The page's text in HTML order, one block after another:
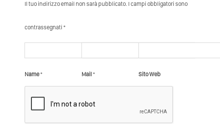
Il tuo indirizzo email non sarà pubblicato. I campi obbligatori sono
contrassegnati *
Name* Mail * Sito Web